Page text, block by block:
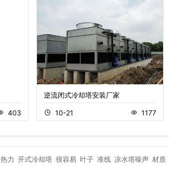
403
逆流闭式冷却塔安装厂家
10-21 1177
热力 开式冷却塔 很容易 叶子 准线 凉水塔噪声 材质